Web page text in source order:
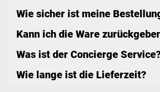
Wie sicher ist meine
Kann ich die Ware
Was ist der Concierge
Wie lange ist die Lieferzeit?